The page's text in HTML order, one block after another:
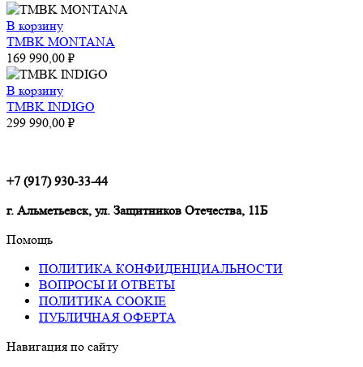
В корзину
TMBK MONTANA
169 990,00 ₽
В корзину
TMBK INDIGO
299 990,00 ₽
+7 (917) 930-33-44
г. Альметьевск, ул. Защитников Отечества, 11Б
Помощь
ПОЛИТИКА КОНФИДЕНЦИАЛЬНОСТИ
ВОПРОСЫ И ОТВЕТЫ
ПОЛИТИКА COOKIE
ПУБЛИЧНАЯ ОФЕРТА
Навигация по сайту